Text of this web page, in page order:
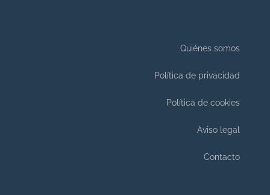
Quiénes somos
Política de privacidad
Política de cookies
Aviso legal
Contacto